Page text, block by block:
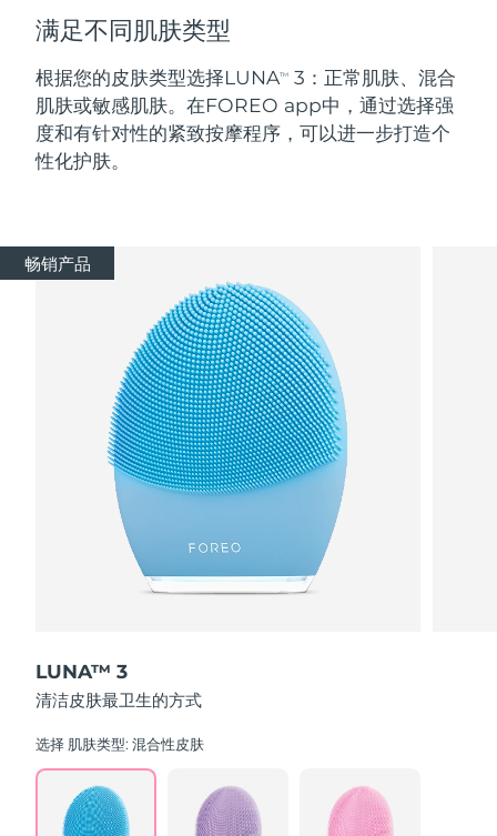
满足不同肌肤类型
根据您的皮肤类型选择LUNATM
3：正常肌肤、混合
肌肤或敏感肌肤。在FOREO app中，通过选择强
度和有针对性的紧致按摩程序，可以进一步打造个
性化护肤。
畅销产品
LUNA™ 3
清洁皮肤最卫生的方式
选择 肌肤类型:混合性皮肤